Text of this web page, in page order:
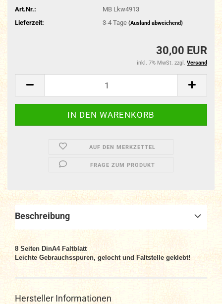
Art.Nr.:
MB Lkw4913
Lieferzeit:
3-4 Tage (Ausland abweichend)
30,00 EUR
inkl. 7% MwSt. zzgl. Versand
AUF DEN MERKZETTEL
FRAGE ZUM PRODUKT
Beschreibung
8 Seiten DinA4 Faltblatt
Leichte Gebrauchsspuren, gelocht und Faltstelle geklebt!
Hersteller Informationen